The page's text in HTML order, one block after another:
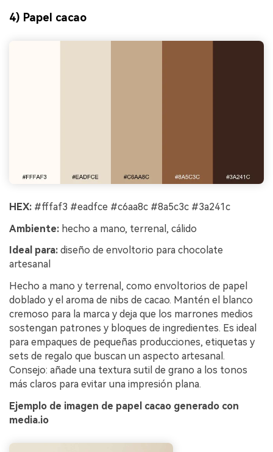
4) Papel cacao
HEX: #fffaf3 #eadfce #c6aa8c #8a5c3c #3a241c
Ambiente: hecho a mano, terrenal, cálido
Ideal para: diseño de envoltorio para chocolate
artesanal
Hecho a mano y terrenal, como envoltorios de papel
doblado y el aroma de nibs de cacao. Mantén el blanco
cremoso para la marca y deja que los marrones medios
sostengan patrones y bloques de ingredientes. Es ideal
para empaques de pequeñas producciones, etiquetas y
sets de regalo que buscan un aspecto artesanal.
Consejo: añade una textura sutil de grano a los tonos
más claros para evitar una impresión plana.
Ejemplo de imagen de papel cacao generado con
media.io